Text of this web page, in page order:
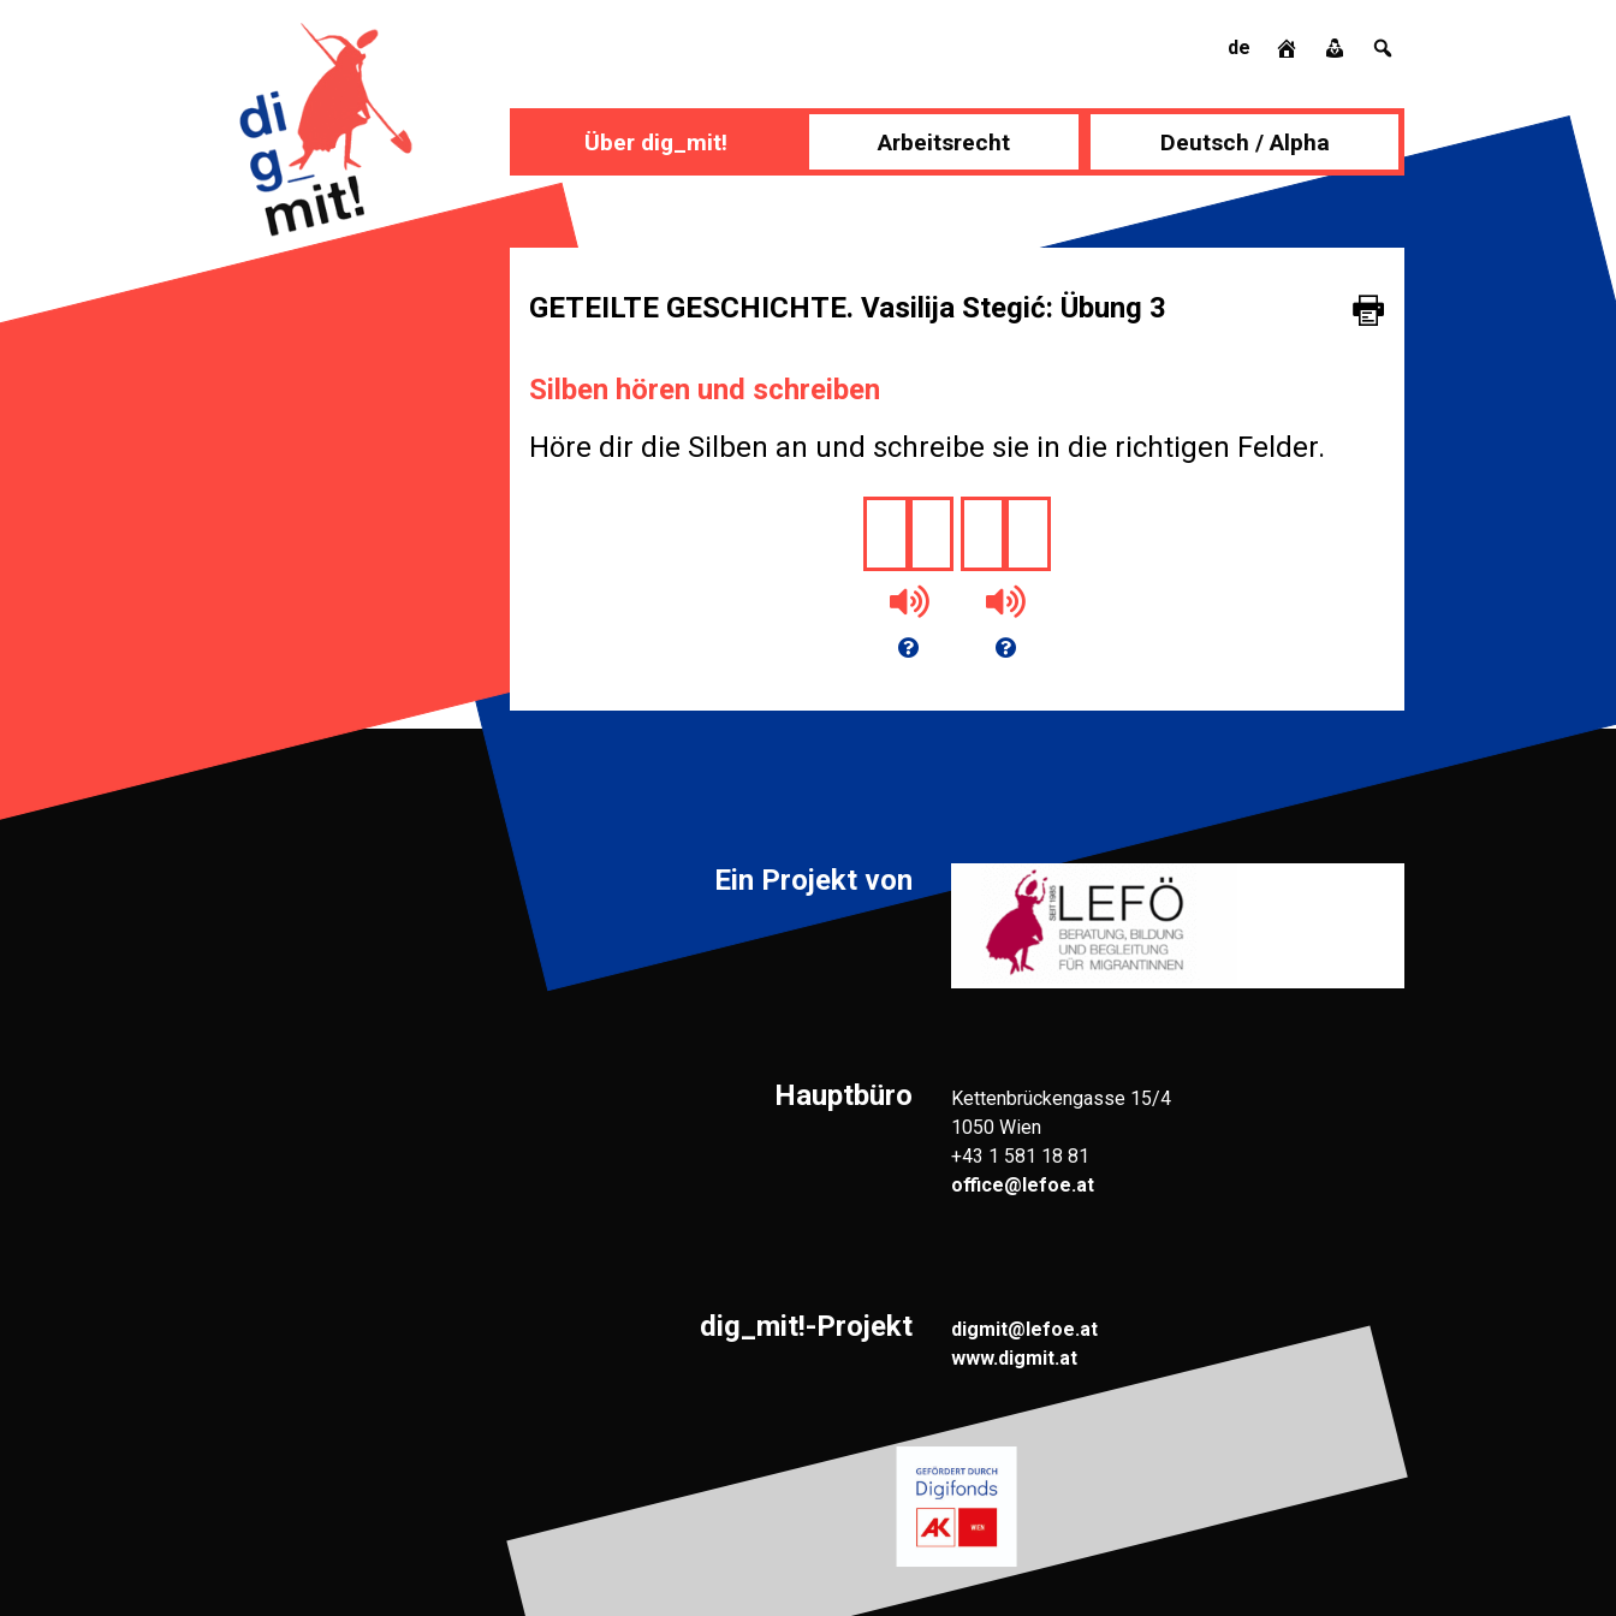
de
Über dig_mit! Arbeitsrecht Deutsch / Alpha
GETEILTE GESCHICHTE. Vasilija Stegić: Übung 3
Silben hören und schreiben
Höre dir die Silben an und schreibe sie in die richtigen Felder.
Ein Projekt von
Hauptbüro
Kettenbrückengasse 15/4
1050 Wien
+43 1 581 18 81
office@lefoe.at
dig_mit!-Projekt
digmit@lefoe.at
www.digmit.at